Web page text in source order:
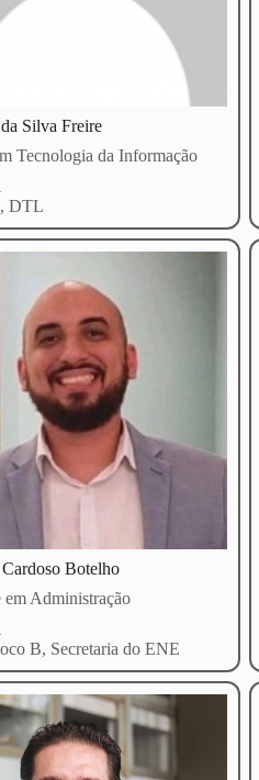
Silva Freire
Tecnologia da Informação
DTL
Botelho
em Administração
B, Secretaria do ENE